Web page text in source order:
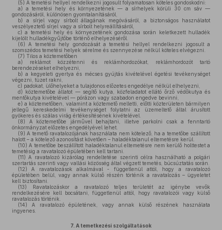
(5) A temetési hellyel rendelkezni jogosult folyamatosan köteles gondoskodni:
a) a temetési hely és környezetének — a sírhelyek körüli 30 cm sáv —
gondozásáról, különösen gyomtalanításáról,
b) a sírjel vagy sírbolt állagának megóvásáról, a biztonságos használatot
veszélyeztető sírjel vagy a sírbolt helyreállításáról,
c) a temetési hely és környezetének gondozása során keletkezett hulladék
kijelölt hulladékgyűjtőbe történő elhelyezéséről.
(6) A temetési hely gondozását a temetési hellyel rendelkezni jogosult a
szomszédos temetési helyek sérelme és szennyezése nélkül köteles elvégezni.
(7) Tilos a köztemetőben
a) reklámot közzétenni és reklámhordozókat, reklámhordozót tartó
berendezéseket elhelyezni,
b) a kegyeleti gyertya és mécses gyújtás kivételével égetési tevékenységet
végezni, tüzet rakni,
c) padokat, ülőhelyeket a tulajdonos előzetes engedélye nélkül elhelyezni,
d) köztemetőbe állatot — segítő kutya, közfeladatot ellátó őrző védőkutya és
mentőkutya kivételével — pórázon vagy szabadon engedve bevinni,
e) a köztemetőben, valamint a köztemető melletti, előtti közterületen bármilyen
jellegű kereskedelmi tevékenységet folytatni az üzemeltető által árusított
gyökeres és szálas virág értékesítésének kivételével.
(8) A köztemetőbe járművel behajtani, illetve parkolni csak a fenntartó
önkormányzat előzetes engedélyével lehet.
(9) A temető ravatalozójának használata nem kötelező, ha a temetőbe szállított
halott – a kötelező azonosítást követően – haladéktalanul eltemetésre kerül.
(10) A temetőbe beszállított haladéktalanul eltemetésre nem kerülő holttestet a
temetésig a ravatalozó épületében kell tartani.
(11) A ravatalozó kizárólag rendeltetése szerinti célra használható a polgári
szertartás szerinti vagy vallási közösség által végzett temetés, búcsúztatás során.
(12) A ravatalozások alkalmával - függetlenül attól, hogy a ravatalozó
épületében belül, vagy annak külső részén történik a ravatalozás – ügyeletet
kell biztosítani.
(13) Ravatalozáskor a ravatalozó teljes területét az igénybe vevők
rendelkezésére kell bocsátani, függetlenül attól, hogy ravatalozói vagy külső
ravatalozás történik.
(14) A ravatalozó épületének, vagy annak külső részének használata
ingyenes.
7. A temetkezési szolgáltatások